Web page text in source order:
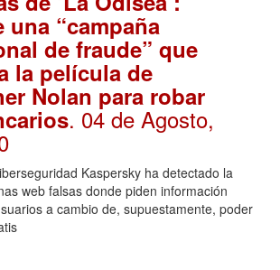
una “campaña
de fraude” que
la película de
Nolan para robar
. 04 de Agosto,
Kaspersky ha detectado la
web falsas donde piden información
a cambio de, supuestamente, poder